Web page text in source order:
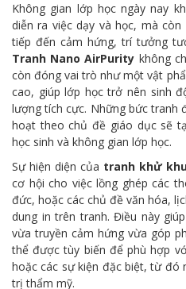
Không gian lớp học ngày nay
diễn ra việc dạy và học, mà
tiếp đến cảm hứng, trí tưởng
Tranh Nano AirPurity không
còn đóng vai trò như một vật
cao, giúp lớp học trở nên sinh
lượng tích cực. Những bức tranh
hoạt theo chủ đề giáo dục sẽ
học sinh và không gian lớp học.
Sự hiện diện của tranh khử
cơ hội cho việc lồng ghép các
đức, hoặc các chủ đề văn hóa,
dung in trên tranh. Điều này
vừa truyền cảm hứng vừa góp
thể được tùy biến để phù hợp
hoặc các sự kiện đặc biệt, từ đó
trị thẩm mỹ.